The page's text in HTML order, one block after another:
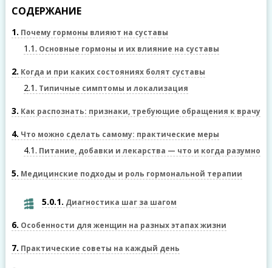
СОДЕРЖАНИЕ
1 Почему гормоны влияют на суставы
1.1 Основные гормоны и их влияние на суставы
2 Когда и при каких состояниях болят суставы
2.1 Типичные симптомы и локализация
3 Как распознать: признаки, требующие обращения к врачу
4 Что можно сделать самому: практические меры
4.1 Питание, добавки и лекарства — что и когда разумно
5 Медицинские подходы и роль гормональной терапии
5.0.1 Диагностика шаг за шагом
6 Особенности для женщин на разных этапах жизни
7 Практические советы на каждый день